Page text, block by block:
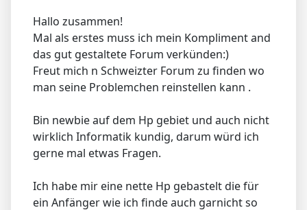
Hallo zusammen!
Mal als erstes muss ich mein Kompliment and
das gut gestaltete Forum verkünden:)
Freut mich n Schweizter Forum zu finden wo
man seine Problemchen reinstellen kann .
Bin newbie auf dem Hp gebiet und auch nicht
wirklich Informatik kundig, darum würd ich
gerne mal etwas Fragen.
Ich habe mir eine nette Hp gebastelt die für
ein Anfänger wie ich finde auch garnicht so